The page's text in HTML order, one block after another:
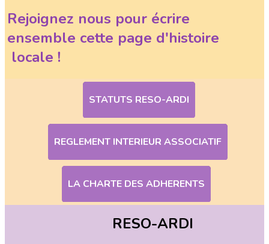
Rejoignez nous pour écrire
ensemble cette page d'histoire
locale !
STATUTS RESO-ARDI
REGLEMENT INTERIEUR ASSOCIATIF
LA CHARTE DES ADHERENTS
RESO-ARDI